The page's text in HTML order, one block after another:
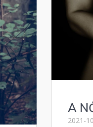
A
2021-